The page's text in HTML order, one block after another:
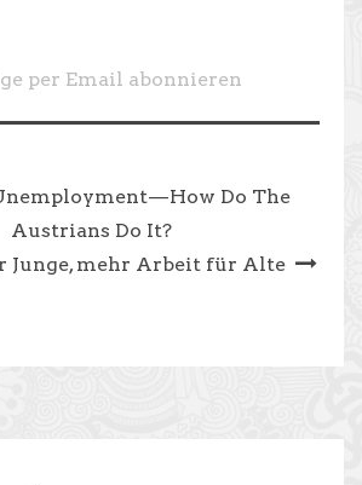
per Email abonnieren
— How Do The
Austrians Do It?
Junge, mehr Arbeit für Alte